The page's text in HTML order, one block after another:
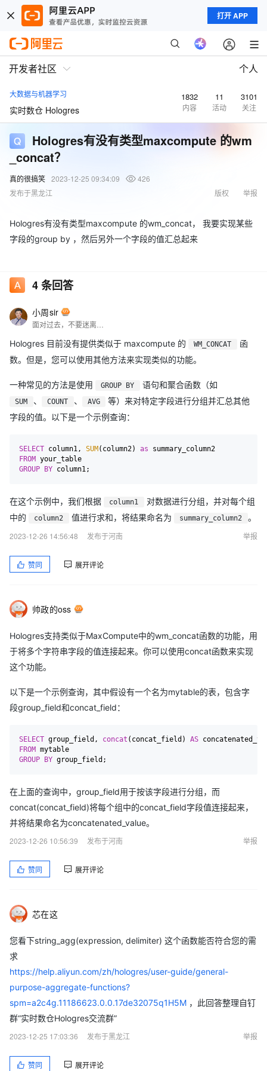
打开 APP
开发者社区 个人
大数据与机器学习
实时数仓 Hologres
1832
内容
11
活动
3101
关注
Hologres有没有类型maxcompute 的wm
_concat？
真的很搞笑 2023-12-25 09:34:09
426
发布于黑龙江
举报
版权
Hologres有没有类型maxcompute 的wm_concat， 我要实现某些
字段的group by ，然后另外一个字段的值汇总起来
4条回答
小周sir
Hologres 目前没有提供类似于 maxcompute 的
WM_CONCAT
函
数。但是，您可以使用其他方法来实现类似的功能。
一种常见的方法是使用 GROUP BY 语句和聚合函数（如
SUM 、 COUNT 、 AVG
等）来对特定字段进行分组并汇总其他
字段的值。以下是一个示例查询：
SELECT column1, SUM (column2) as
FROM
GROUP
BY
在这个示例中，我们根据 column1
对数据进行分组，并对每个组
中的
column2 值进行求和，将结果命名为 summary_column2
。
2023-12-26 14:56:48
发布于河南 举报
赞同 展开评论
帅政的oss
Hologres支持类似于MaxCompute中的wm_concat函数的功能，用
于将多个字符串字段的值连接起来。你可以使用concat函数来实现
这个功能。
以下是一个示例查询，其中假设有一个名为mytable的表，包含字
段group_field和concat_field：
SELECT group_field, concat (concat_field) AS
FROM
GROUP
BY group_field ;
在上面的查询中，group_field用于按该字段进行分组，而
concat(concat_field)将每个组中的concat_field字段值连接起来，
并将结果命名为concatenated_value。
2023-12-26 10:56:39
发布于河南 举报
赞同 展开评论
芯在这
您看下string_agg(expression, delimiter) 这个函数能否符合您的需
求
https://help.aliyun.com/zh/hologres/user-guide/general-
purpose-aggregate-functions?
spm=a2c4g.11186623.0.0.17de32075q1H5M ，此回答整理自钉
群“实时数仓Hologres交流群”
2023-12-25 17:03:36
发布于黑龙江 举报
赞同 展开评论